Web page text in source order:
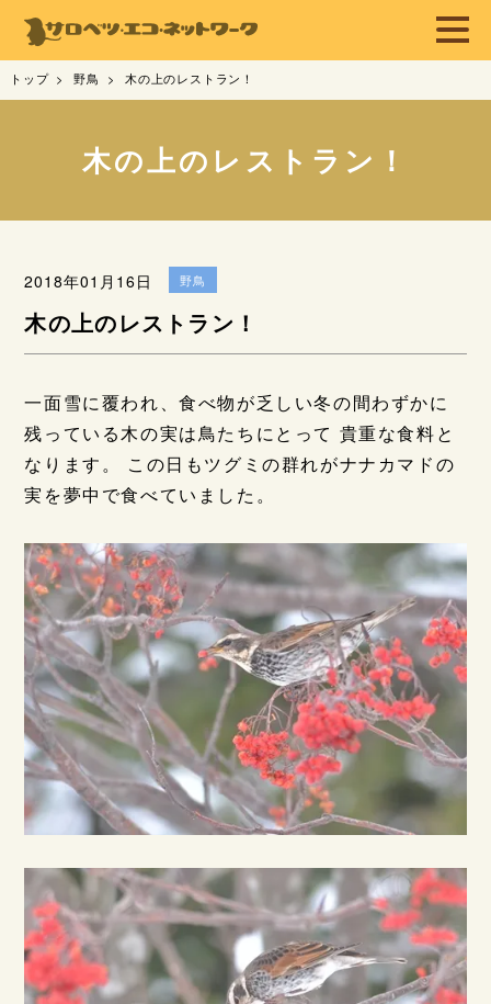
トップ 野鳥 木の上のレストラン！
木の上のレストラン！
2018年01月16日 野鳥
木の上のレストラン！
一面雪に覆われ、食べ物が乏しい冬の間わずかに
残っている木の実は鳥たちにとって 貴重な食料と
なります。 この日もツグミの群れがナナカマドの
実を夢中で食べていました。